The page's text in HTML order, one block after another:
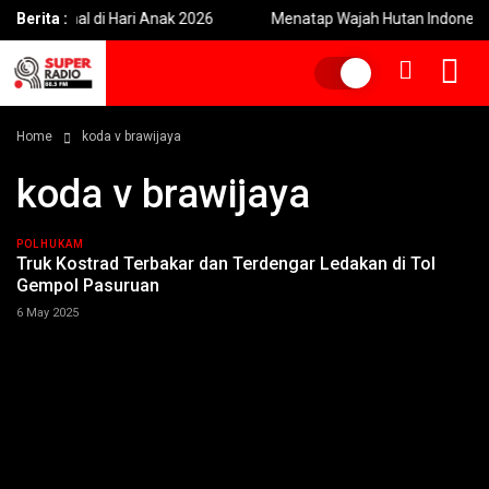
Berita :di Hari Anak 2026 Menatap Wajah Hutan Indonesia:
Home koda v brawijaya
koda v brawijaya
POLHUKAM
Truk Kostrad Terbakar dan Terdengar Ledakan di Tol
Gempol Pasuruan
6 May 2025